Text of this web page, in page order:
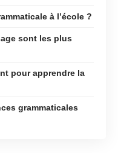
à l’école ?
sont les plus
pour apprendre la
grammaticales